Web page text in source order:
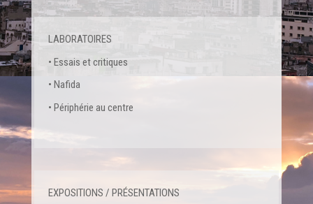
LABORATOIRES
• Essais et critiques
• Nafida
• Périphérie au centre
EXPOSITIONS / PRÉSENTATIONS